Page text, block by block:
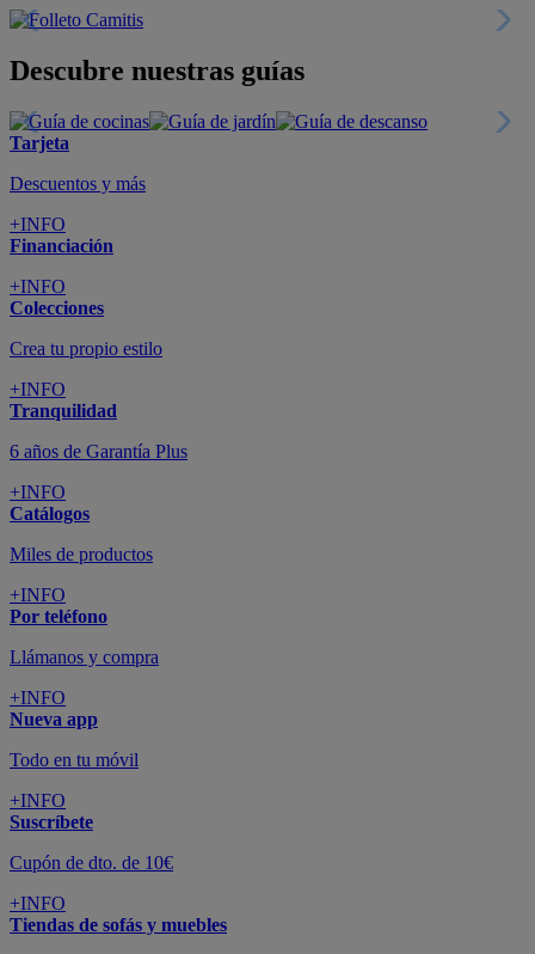
Descubre nuestras guías
Tarjeta
Descuentos y más
+INFO
Financiación
+INFO
Colecciones
Crea tu propio estilo
+INFO
Tranquilidad
6 años de Garantía Plus
+INFO
Catálogos
Miles de productos
+INFO
Por teléfono
Llámanos y compra
+INFO
Nueva app
Todo en tu móvil
+INFO
Suscríbete
Cupón de dto. de 10€
+INFO
Tiendas de sofás y muebles